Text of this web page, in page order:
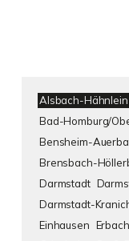
Alsbach-Hähnlein
Bad-Homburg/
Bensheim-
Brensbach-
Darmstadt
Darmstadt-
Einhausen Erbach